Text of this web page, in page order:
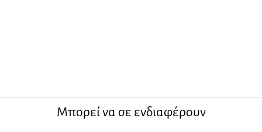
Μπορεί να σε ενδιαφέρουν